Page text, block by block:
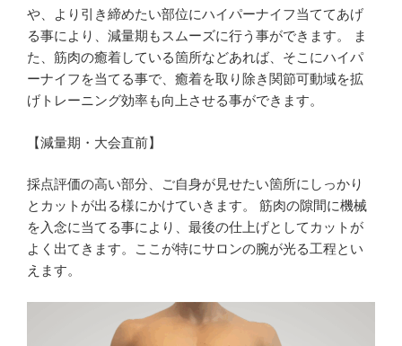
や、より引き締めたい部位にハイパーナイフ当ててあげ
る事により、減量期もスムーズに行う事ができます。 ま
た、筋肉の癒着している箇所などあれば、そこにハイパ
ーナイフを当てる事で、癒着を取り除き関節可動域を拡
げトレーニング効率も向上させる事ができます。
【減量期・大会直前】
採点評価の高い部分、ご自身が見せたい箇所にしっかり
とカットが出る様にかけていきます。 筋肉の隙間に機械
を入念に当てる事により、最後の仕上げとしてカットが
よく出てきます。ここが特にサロンの腕が光る工程とい
えます。